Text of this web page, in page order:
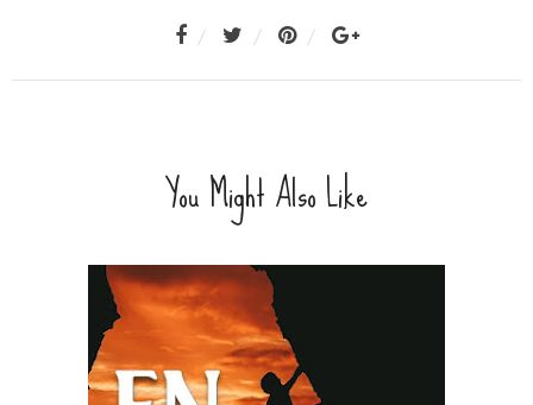
You Might Also Like